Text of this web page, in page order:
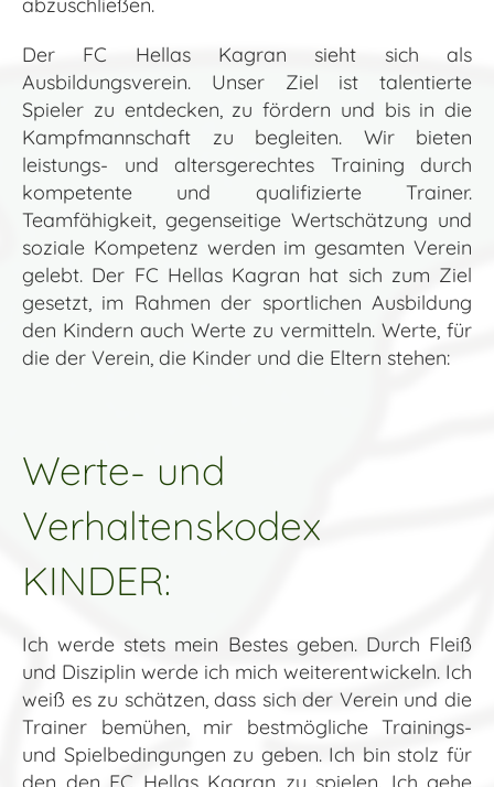
Der FC Hellas Kagran sieht sich als
Ausbildungsverein. Unser Ziel ist talentierte
Spieler zu entdecken, zu fördern und bis in die
Kampfmannschaft zu begleiten. Wir bieten
leistungs- und altersgerechtes Training durch
kompetente und qualifizierte Trainer.
Teamfähigkeit, gegenseitige Wertschätzung und
soziale Kompetenz werden im gesamten Verein
gelebt. Der FC Hellas Kagran hat sich zum Ziel
gesetzt, im Rahmen der sportlichen Ausbildung
den Kindern auch Werte zu vermitteln. Werte, für
die der Verein, die Kinder und die Eltern stehen:
Werte- und
Verhaltenskodex
KINDER:
Ich werde stets mein Bestes geben. Durch Fleiß
und Disziplin werde ich mich weiterentwickeln. Ich
weiß es zu schätzen, dass sich der Verein und die
Trainer bemühen, mir bestmögliche Trainings-
und Spielbedingungen zu geben. Ich bin stolz für